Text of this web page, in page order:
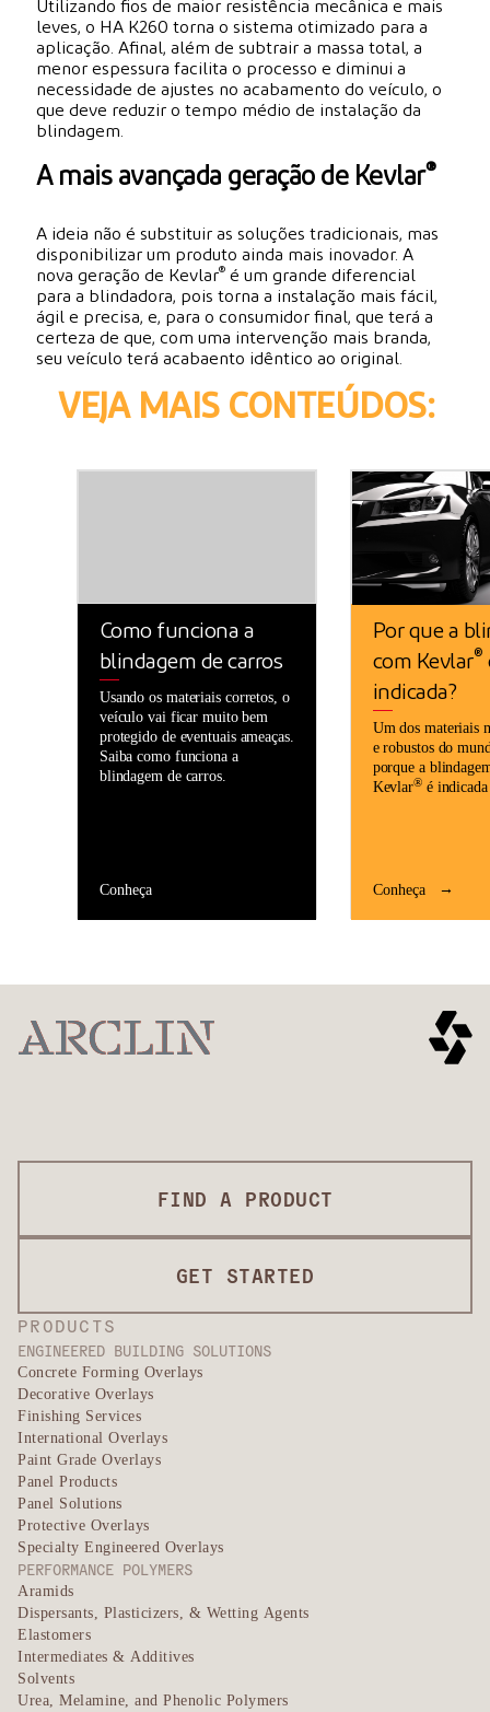
Utilizando fios de maior resistência mecânica e mais
leves, o HA K260 torna o sistema otimizado para a
aplicação. Afinal, além de subtrair a massa total, a
menor espessura facilita o processo e diminui a
necessidade de ajustes no acabamento do veículo, o
que deve reduzir o tempo médio de instalação da
blindagem.
A mais avançada geração de Kevlar®
A ideia não é substituir as soluções tradicionais, mas
disponibilizar um produto ainda mais inovador. A
nova geração de Kevlar® é um grande diferencial
para a blindadora, pois torna a instalação mais fácil,
ágil e precisa, e, para o consumidor final, que terá a
certeza de que, com uma intervenção mais branda,
seu veículo terá acabaento idêntico ao original.
VEJA MAIS CONTEÚDOS:
Como funciona a
blindagem de carros
Usando os materiais corretos, o
veículo vai ficar muito bem
protegido de eventuais ameaças.
Saiba como funciona a
blindagem de carros.
Conheça
Por que a
com Kevlar®
indicada?
Um dos materiais
e robustos do
porque a
Kevlar®é indicada
Conheça
PRODUCTS
ENGINEERED BUILDING SOLUTIONS
Concrete Forming Overlays
Decorative Overlays
Finishing Services
International Overlays
Paint Grade Overlays
Panel Products
Panel Solutions
Protective Overlays
Specialty Engineered Overlays
PERFORMANCE POLYMERS
Aramids
Dispersants, Plasticizers, & Wetting Agents
Elastomers
Intermediates & Additives
Solvents
Urea, Melamine, and Phenolic Polymers
FIND A PRODUCT
GET STARTED